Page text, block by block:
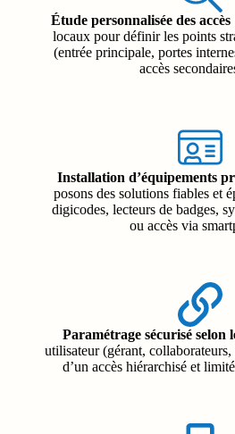
Étude personnalisée des accès
locaux pour définir les points
(entrée principale, portes
accès
Installation d’équipements
posons des solutions fiables et
digicodes, lecteurs de badges,
ou accès via
Paramétrage sécurisé selon
utilisateur (gérant,
d’un accès hiérarchisé et